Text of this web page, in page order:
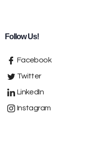
Follow Us!
Facebook
Twitter
LinkedIn
Instagram